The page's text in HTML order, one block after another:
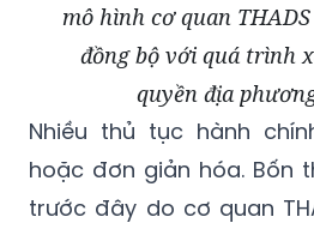
mô hình cơ quan
đồng bộ với quá trình
quyền địa
Nhiều thủ tục hành
hoặc đơn giản hóa. Bốn
trước đây do cơ quan